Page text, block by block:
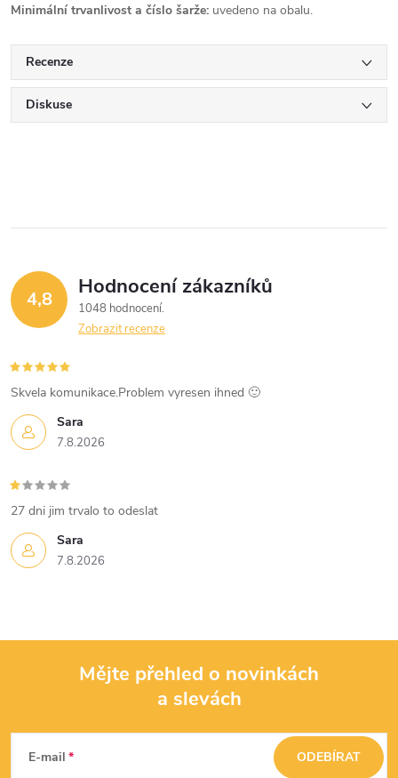
Minimální trvanlivost a číslo šarže: uvedeno na obalu.
Recenze
Diskuse
4,8 Hodnocení zákazníků
1048 hodnocení
Zobrazit recenze
Sara
7.8.2026
Skvela komunikace.Problem vyresen ihned 🙂
Sara
7.8.2026
27 dni jim trvalo to odeslat
Mějte přehled o novinkách
a slevách
E-mail ODEBÍRAT